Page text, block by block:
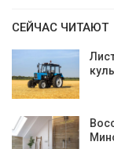
СЕЙЧАС ЧИТАЮТ